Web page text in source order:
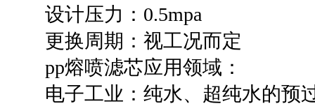
设计压力：0.5mpa
更换周期：视工况而定
pp熔喷滤芯应用领域：
电子工业：纯水、超纯水的预